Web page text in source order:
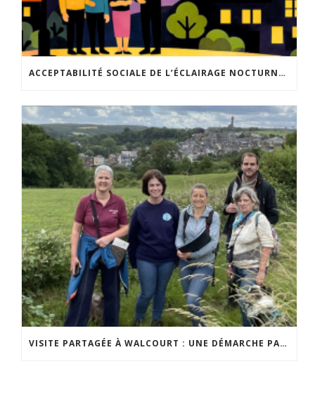
ACCEPTABILITÉ SOCIALE DE L’ÉCLAIRAGE NOCTURNE : LE REPLAY EST DISPONIBLE
VISITE PARTAGÉE À WALCOURT : UNE DÉMARCHE PARTICIPATIVE ANIMÉE PAR ESPACE ENVIRONNEMENT